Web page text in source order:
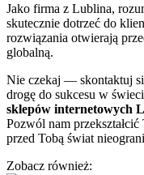
Jako firma z Lublina,
skutecznie dotrzeć do
rozwiązania otwierają
globalną.
Nie czekaj — skontaktuj
drogę do sukcesu w
sklepów internetowych
Pozwól nam
przed Tobą świat
Zobacz również: